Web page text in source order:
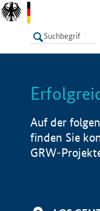
LISTE
Auf der
finden Sie
GRW-